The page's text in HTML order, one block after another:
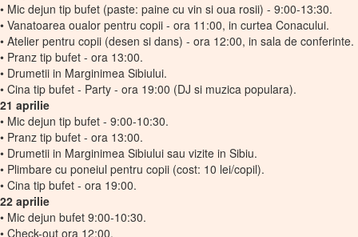
• Mic dejun tip bufet (paste: paine cu vin si oua rosii) - 9:00-13:30.
• Vanatoarea oualor pentru copii - ora 11:00, in curtea Conacului.
• Atelier pentru copii (desen si dans) - ora 12:00, in sala de conferinte.
• Pranz tip bufet - ora 13:00.
• Drumetii in Marginimea Sibiului.
• Cina tip bufet - Party - ora 19:00 (DJ si muzica populara).
21 aprilie
• Mic dejun tip bufet - 9:00-10:30.
• Pranz tip bufet - ora 13:00.
• Drumetii in Marginimea Sibiului sau vizite in Sibiu.
• Plimbare cu poneiul pentru copii (cost: 10 lei/copil).
• Cina tip bufet - ora 19:00.
22 aprilie
• Mic dejun bufet 9:00-10:30.
• Check-out ora 12:00.